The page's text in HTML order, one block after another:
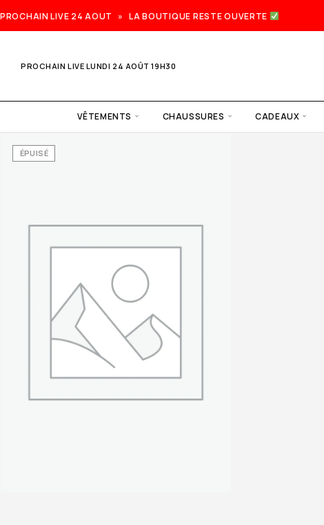
PROCHAIN LIVE 24 AOUT » LA BOUTIQUE RESTE OUVERTE
PROCHAIN LIVE LUNDI 24 AOÛT 19H30
VÊTEMENTS CHAUSSURES CADEAUX
ÉPUISÉ